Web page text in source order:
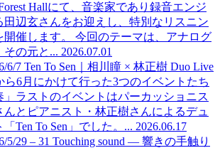
Hallにて、音楽家であり録音エンジ
田辺玄さんをお迎えし、特別なリスニン
開催します。 今回のテーマは、アナログ
その元と... 2026.07.01
6/7 Ten To Sen｜相川瞳 × 林正樹 Duo Live
ら6月にかけて行った3つのイベントたち
」ラストのイベントはパーカッショニス
んとピアニスト・林正樹さんによるデュ
Ten To Sen」でした。... 2026.06.17
5/29 – 31 Touching sound — 響きの手触り